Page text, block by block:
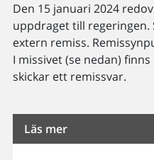
Den 15 januari 2024
uppdraget till regeringen.
extern remiss.
I missivet (se nedan)
skickar ett remissvar.
Läs mer